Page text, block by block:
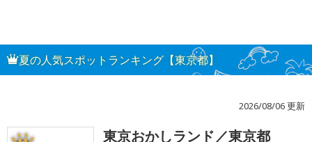
夏の人気スポットランキング【東京都】
2026/08/06 更新
東京おかしランド／東京都